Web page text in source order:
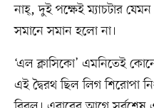
নাহ্‌, দুই পক্ষেই ম্যাচটার
সমানে সমান হলো না।
‘এল ক্লাসিকো’ এমনিতেই
এই দ্বৈরথ ছিল লিগ শিরোপা